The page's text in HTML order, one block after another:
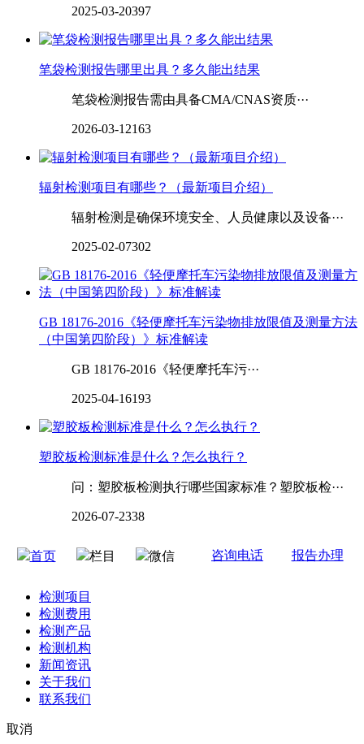
2025-03-20397
笔袋检测报告哪里出具？多久能出结果
笔袋检测报告需由具备CMA/CNAS资质···
2026-03-12163
辐射检测项目有哪些？（最新项目介绍）
辐射检测是确保环境安全、人员健康以及设备···
2025-02-07302
GB 18176-2016《轻便摩托车污染物排放限值及测量方法
（中国第四阶段）》标准解读
GB 18176-2016《轻便摩托车污···
2025-04-16193
‌‌‌‌‌‌塑胶板检测标准是什么？怎么执行？
问：塑胶板检测执行哪些国家标准？塑胶板检···
2026-07-2338
首页 栏目 微信 咨询电话 报告办理
检测项目
检测费用
检测产品
检测机构
新闻资讯
关于我们
联系我们
取消